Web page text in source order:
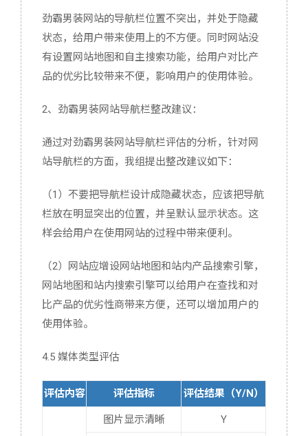
劲霸男装网站的导航栏位置不突出，并处于隐藏
状态，给用户带来使用上的不方便。同时网站没
有设置网站地图和自主搜索功能，给用户对比产
品的优劣比较带来不便，影响用户的使用体验。
2、劲霸男装网站导航栏整改建议：
通过对劲霸男装网站导航栏评估的分析，针对网
站导航栏的方面，我组提出整改建议如下：
（1）不要把导航栏设计成隐藏状态，应该把导航
栏放在明显突出的位置，并呈默认显示状态。这
样会给用户在使用网站的过程中带来便利。
（2）网站应增设网站地图和站内产品搜索引擎，
网站地图和站内搜索引擎可以给用户在查找和对
比产品的优劣性商带来方便，还可以增加用户的
使用体验。
4.5 媒体类型评估
评估内容 评估指标 评估结果（Y/N）
图片显示清晰 Y